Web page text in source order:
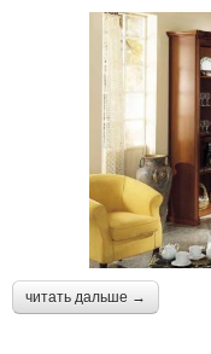
читать дальше →